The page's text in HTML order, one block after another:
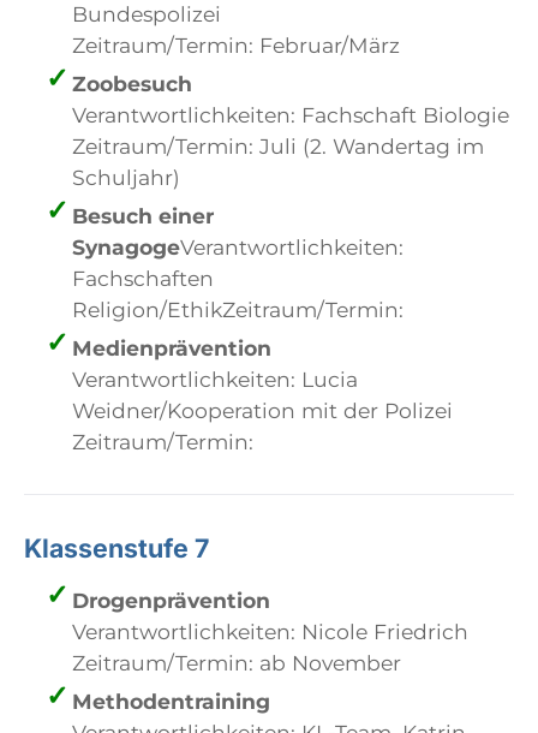
Bundespolizei
Zeitraum/Termin: Februar/März
Zoobesuch
Verantwortlichkeiten: Fachschaft Biologie
Zeitraum/Termin: Juli (2. Wandertag im
Schuljahr)
Besuch einer
SynagogeVerantwortlichkeiten:
Fachschaften
Religion/EthikZeitraum/Termin:
Medienprävention
Verantwortlichkeiten: Lucia
Weidner/Kooperation mit der Polizei
Zeitraum/Termin:
Klassenstufe 7
Drogenprävention
Verantwortlichkeiten: Nicole Friedrich
Zeitraum/Termin: ab November
Methodentraining